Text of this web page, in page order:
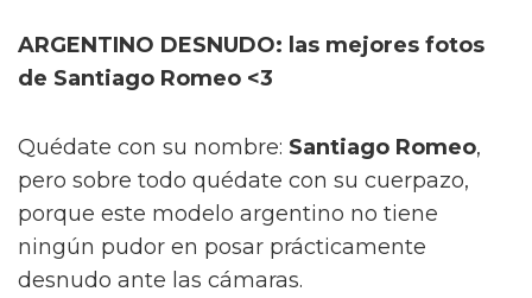
ARGENTINO DESNUDO: las mejores fotos
de Santiago Romeo <3
Quédate con su nombre: Santiago Romeo,
pero sobre todo quédate con su cuerpazo,
porque este modelo argentino no tiene
ningún pudor en posar prácticamente
desnudo ante las cámaras.